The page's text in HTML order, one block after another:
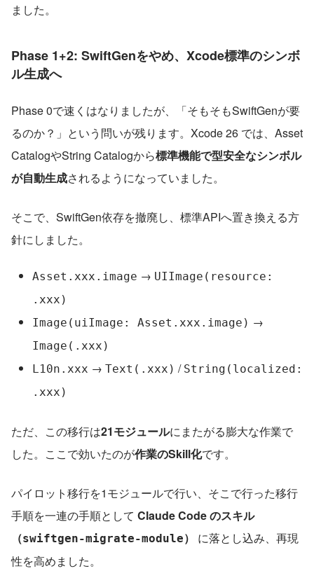
ました。
Phase 1+2: SwiftGenをやめ、Xcode標準のシンボ
ル生成へ
Phase 0で速くはなりましたが、「そもそもSwiftGenが要
るのか？」という問いが残ります。Xcode 26 では、Asset
CatalogやString Catalogから標準機能で型安全なシンボル
が自動生成されるようになっていました。
そこで、SwiftGen依存を撤廃し、標準APIへ置き換える方
針にしました。
Asset.xxx.image → UIImage(resource:
.xxx)
Image(uiImage: Asset.xxx.image)
Image(.xxx)
L10n.xxx → Text(.xxx) / String(localized:
.xxx)
ただ、この移行は21モジュールにまたがる膨大な作業で
した。ここで効いたのが作業のSkill化です。
パイロット移行を1モジュールで行い、そこで行った移行
手順を一連の手順として Claude Code のスキル
（swiftgen-migrate-module）
に落とし込み、再現
性を高めました。